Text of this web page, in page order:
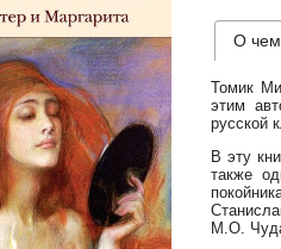
О
Томик
этим
русской
В эту
также
М.О.